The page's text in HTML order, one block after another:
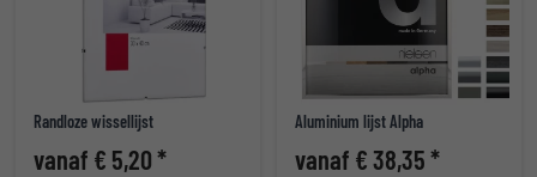
Randloze wissellijst
vanaf € 5,20 *
Aluminium lijst Alpha
vanaf € 38,35 *